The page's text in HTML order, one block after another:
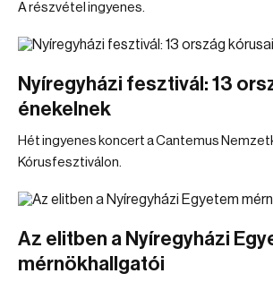
A részvétel ingyenes.
Nyíregyházi fesztivál: 13
énekelnek
Hét ingyenes koncert a Cantemus
Kórusfesztiválon.
Az elitben a Nyíregyházi
mérnökhallgatói